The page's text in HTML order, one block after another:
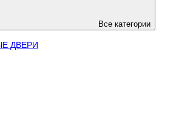
Все категории
ДВЕРИ